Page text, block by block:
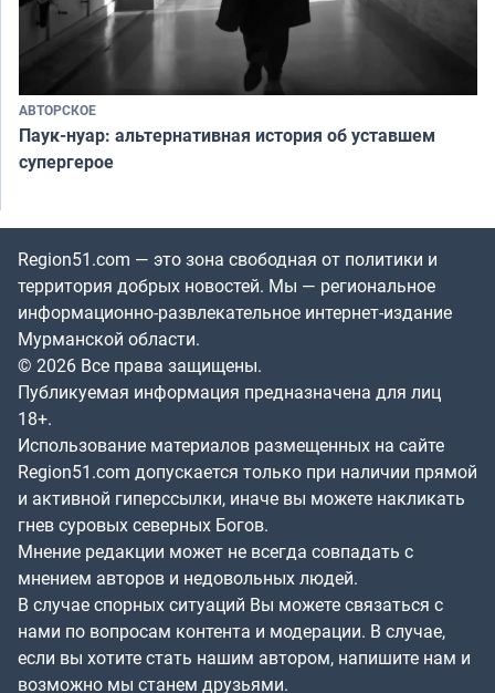
АВТОРСКОЕ
Паук-нуар: альтернативная история об уставшем
супергерое
Region51.com — это зона свободная от политики и
территория добрых новостей. Мы — региональное
информационно-развлекательное интернет-издание
Мурманской области.
© 2026 Все права защищены.
Публикуемая информация предназначена для лиц
18+.
Использование материалов размещенных на сайте
Region51.com допускается только при наличии прямой
и активной гиперссылки, иначе вы можете накликать
гнев суровых северных Богов.
Мнение редакции может не всегда совпадать с
мнением авторов и недовольных людей.
В случае спорных ситуаций Вы можете связаться с
нами по вопросам контента и модерации. В случае,
если вы хотите стать нашим автором, напишите нам и
возможно мы станем друзьями.